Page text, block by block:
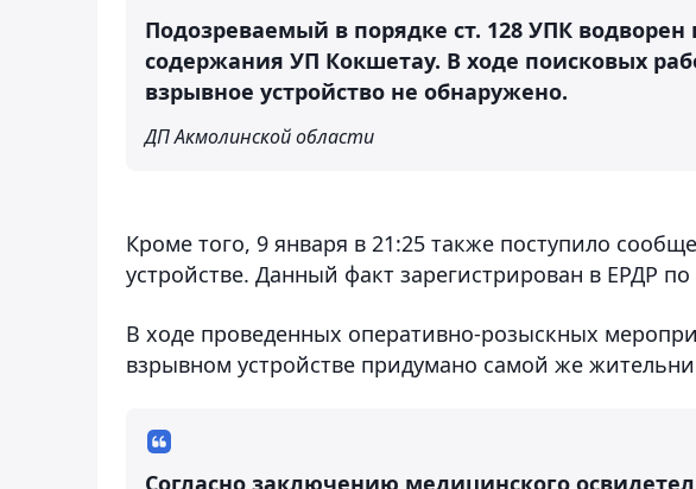
Подозреваемый в порядке ст. 128 УПК
содержания УП Кокшетау. В ходе поисковых
взрывное устройство не обнаружено.
ДП Акмолинской области
Кроме того, 9 января в 21:25 также поступило
устройстве. Данный факт зарегистрирован в ЕРДР по
В ходе проведенных оперативно-розыскных
взрывном устройстве придумано самой же
Согласно заключению медицинского